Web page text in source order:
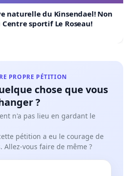
chaque jour pour offrir des
aux élèves. Que ce soit la
ou encore les interventions
encourager la pratique du
l’envie de skier avec leurs
proches de chez nous.
à toutes les autorités
sorte que ce camp continue
à de futures générations.
pétition, demandons au
revenir sur sa décision et de
naturelle du Kinsendael! Non
sportif Le Roseau!
PROPRE PÉTITION
chose que vous
?
n'a pas lieu en gardant le
pétition a eu le courage de
Allez-vous faire de même ?